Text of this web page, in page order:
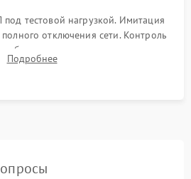
тестовой нагрузкой. Имитация
отключения сети. Контроль
температурного режима и
формы выходного сигнала.
Подробнее